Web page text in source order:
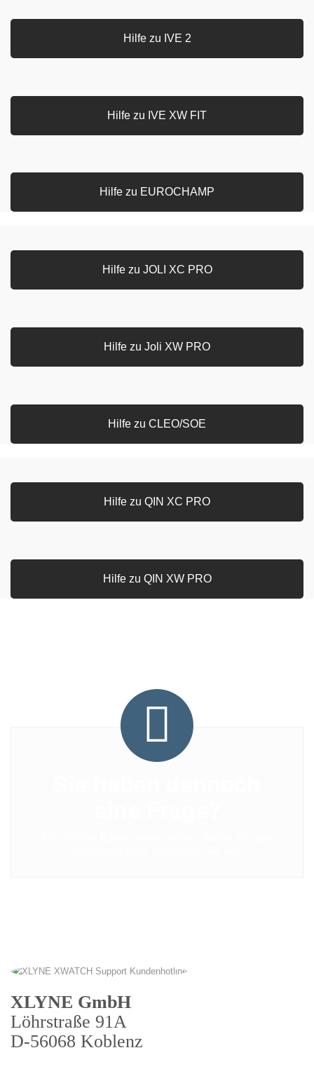
Hilfe zu IVE 2
Hilfe zu IVE XW FIT
Hilfe zu EUROCHAMP
Hilfe zu JOLI XC PRO
Hilfe zu Joli XW PRO
Hilfe zu CLEO/SOE
Hilfe zu QIN XC PRO
Hilfe zu QIN XW PRO
XLYNE GmbH
Löhrstraße 91A
D-56068 Koblenz